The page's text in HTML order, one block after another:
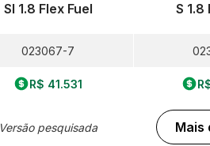
Sl 1.8 Flex Fuel
023067-7
R$ 41.531
Versão pesquisada
S 1.8
Mais